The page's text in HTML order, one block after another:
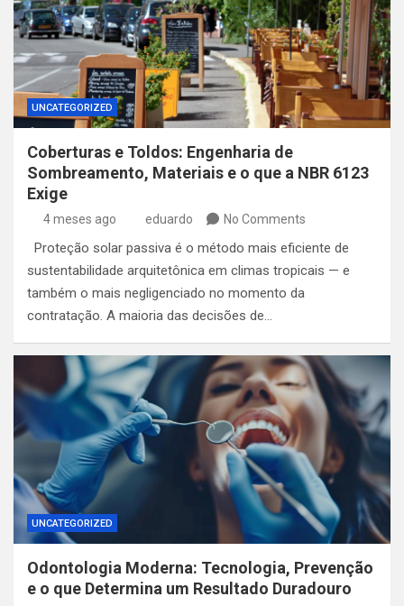
UNCATEGORIZED
Coberturas e Toldos: Engenharia de
Sombreamento, Materiais e o que a NBR 6123
Exige
4 meses ago eduardo No Comments
Proteção solar passiva é o método mais eficiente de
sustentabilidade arquitetônica em climas tropicais — e
também o mais negligenciado no momento da
contratação. A maioria das decisões de…
UNCATEGORIZED
Odontologia Moderna: Tecnologia, Prevenção
e o que Determina um Resultado Duradouro